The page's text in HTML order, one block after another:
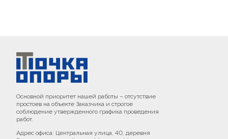
Основной приоритет нашей работы – отсутствие
простоев на объекте Заказчика и строгое
соблюдение утвержденного графика проведения
работ.
Адрес офиса: Центральная улица, 40, деревня